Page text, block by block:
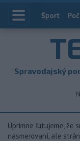
Index
Šport
Spravodajský
Úprimne ľutujeme, že
nasmerovaní, ale